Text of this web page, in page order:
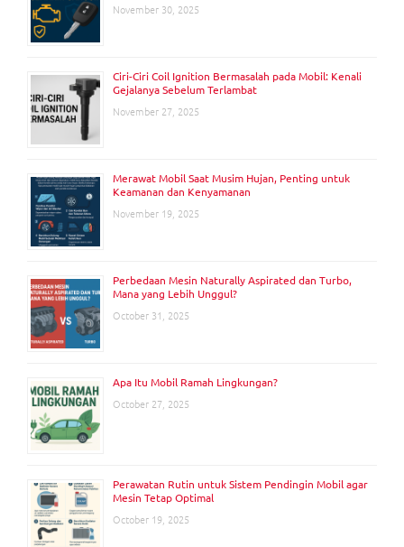
November 30, 2025
Ciri-Ciri Coil Ignition Bermasalah pada Mobil: Kenali
Gejalanya Sebelum Terlambat
November 27, 2025
Merawat Mobil Saat Musim Hujan, Penting untuk
Keamanan dan Kenyamanan
November 19, 2025
Perbedaan Mesin Naturally Aspirated dan Turbo,
Mana yang Lebih Unggul?
October 31, 2025
Apa Itu Mobil Ramah Lingkungan?
October 27, 2025
Perawatan Rutin untuk Sistem Pendingin Mobil agar
Mesin Tetap Optimal
October 19, 2025